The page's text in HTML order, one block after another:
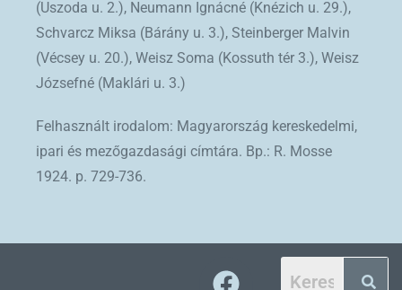
(Uszoda u. 2.), Neumann Ignácné (Knézich u. 29.),
Schvarcz Miksa (Bárány u. 3.), Steinberger Malvin
(Vécsey u. 20.), Weisz Soma (Kossuth tér 3.), Weisz
Józsefné (Maklári u. 3.)
Felhasznált irodalom: Magyarország kereskedelmi,
ipari és mezőgazdasági címtára. Bp.: R. Mosse
1924. p. 729-736.